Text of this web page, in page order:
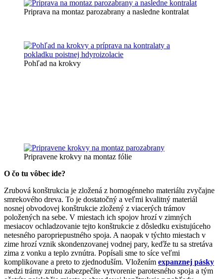
Priprava na montaz parozabrany a nasledne kontralat
Pohľad na krokvy
Pripravene krokvy na montaz fólie
O čo tu vôbec ide?
Zrubová konštrukcia je zložená z homogénneho materiálu zvyčajne
smrekového dreva. To je dostatočný a veľmi kvalitný materiál
nosnej obvodovej konštrukcie zložený z viacerých trámov
položených na sebe. V miestach ich spojov hrozí v zimných
mesiacov ochladzovanie tejto konštrukcie z dôsledku existujúceho
netesného paropriepustného spoja. A naopak v týchto miestach v
zime hrozí vznik skondenzovanej vodnej pary, keďže tu sa stretáva
zima z vonku a teplo zvnútra. Popísali sme to síce veľmi
komplikovane a preto to zjednoduším. Vložením expanznej pásky
medzi trámy zrubu zabezpečíte vytvorenie parotesného spoja a tým